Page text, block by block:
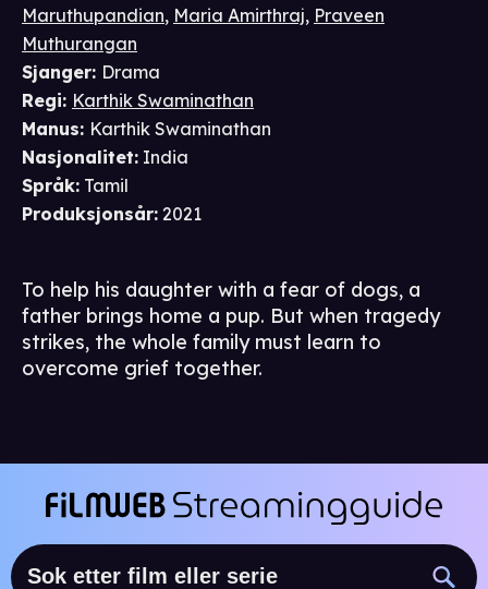
Maruthupandian, Maria Amirthraj, Praveen
Muthurangan
Sjanger: Drama
Regi: Karthik Swaminathan
Manus: Karthik Swaminathan
Nasjonalitet: India
Språk: Tamil
Produksjonsår: 2021
To help his daughter with a fear of dogs, a
father brings home a pup. But when tragedy
strikes, the whole family must learn to
overcome grief together.